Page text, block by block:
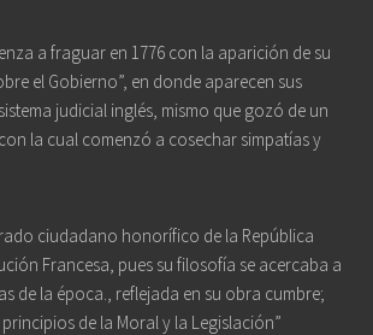
a fraguar en 1776 con la aparición de su
el Gobierno”, en donde aparecen sus
judicial inglés, mismo que gozó de un
la cual comenzó a cosechar simpatías y
ciudadano honorífico de la República
Francesa, pues su filosofía se acercaba a
de la época., reflejada en su obra cumbre;
de la Moral y la Legislación”